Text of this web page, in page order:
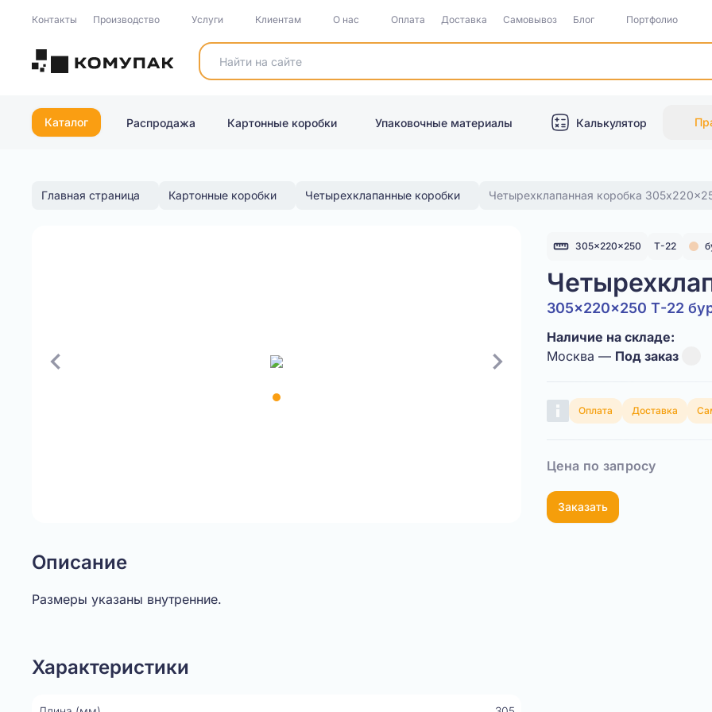
Контакты Производство Услуги Клиентам О нас Оплата Доставка Самовывоз Блог Портфолио
Каталог Распродажа Картонные коробки Упаковочные материалы Калькулятор
Главная страница Картонные коробки Четырехклапанные коробки Четырехклапанная коробка
305x220x250 Т-22
305x220x250 Т-22
Наличие на складе:
Москва — Под заказ
Оплата Доставка
Цена по запросу
Заказать
Описание
Размеры указаны внутренние.
Характеристики